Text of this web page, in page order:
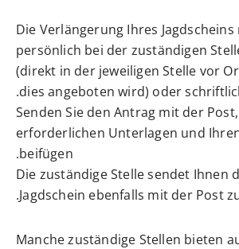
Die Verlängerung Ihres Jagdscheins
persönlich bei der zuständigen
(direkt in der jeweiligen Stelle vor
dies angeboten wird) oder
Senden Sie den Antrag mit der
erforderlichen Unterlagen und
beifügen.
Die zuständige Stelle sendet Ihnen
Jagdschein ebenfalls mit der Post
Manche zuständige Stellen bieten